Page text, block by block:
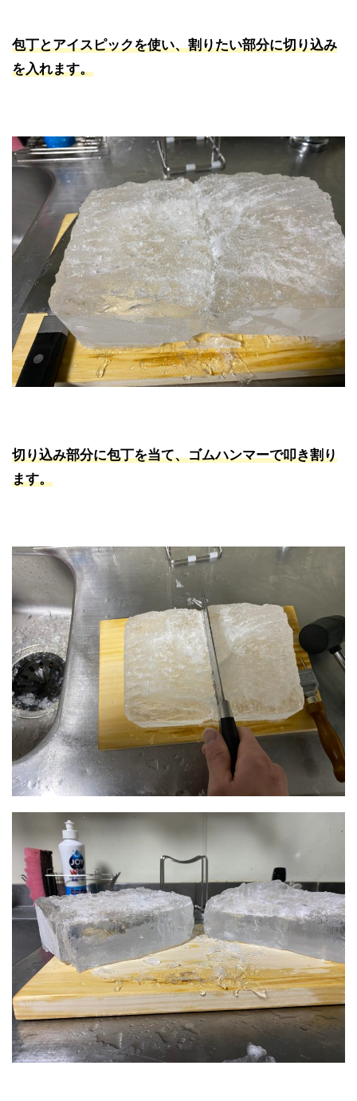
包丁とアイスピックを使い、割りたい部分に切り込み
を入れます。
切り込み部分に包丁を当て、ゴムハンマーで叩き割り
ます。